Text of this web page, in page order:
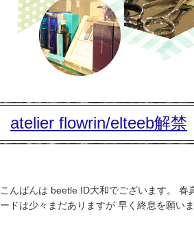
atelier flowrin/elteeb解禁
こんばんは beetle ID大和でございます。
ードは少々まだありますが 早く終息を願い